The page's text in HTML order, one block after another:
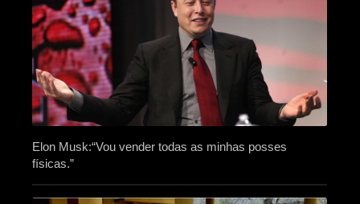
Elon Musk:“Vou vender todas as minhas posses
físicas.”